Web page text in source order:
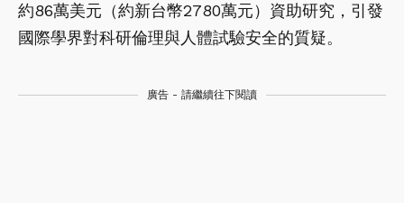
約86萬美元（約新台幣2780萬元）資助研究，引發
國際學界對科研倫理與人體試驗安全的質疑。
廣告 - 請繼續往下閱讀